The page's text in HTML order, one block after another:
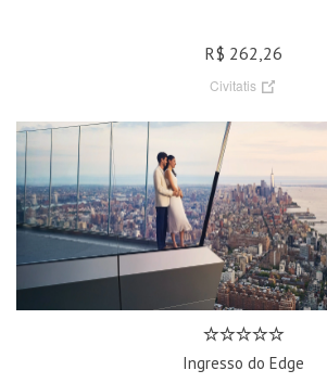
R$ 262,26
Civitatis
Ingresso do Edge